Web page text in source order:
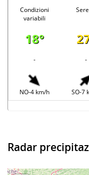
Condizioni
variabili
18°
- -
NO-4 km/h SO-7
Radar